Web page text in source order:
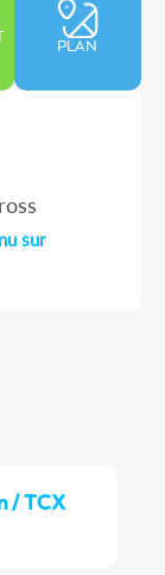
PLAN
sur
/ TCX